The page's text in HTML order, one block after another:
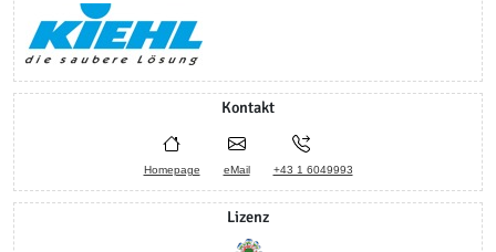
Kontakt
Homepage eMail +43 1 6049993
Lizenz